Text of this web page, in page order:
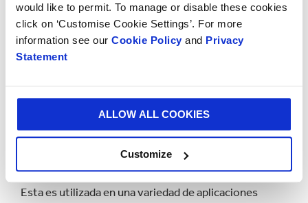
would like to permit. To manage or disable these cookies
click on ‘Customise Cookie Settings’. For more
information see our Cookie Policy and Privacy
Statement
ALLOW ALL COOKIES
Customize
Cultivos energéticos:algunos cultivos como el
maíz y la caña de azúcar se siembran
específicamente para la producción de
Usos de la biomasa
Esta es utilizada en una variedad de aplicaciones